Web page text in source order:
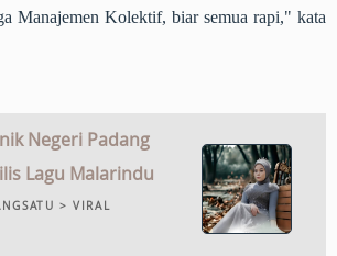
Manajemen Kolektif, biar semua rapi," kata
Negeri Padang
Lagu Malarindu
> VIRAL